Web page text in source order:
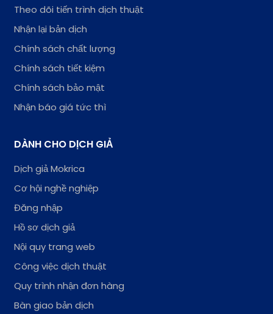
Theo dõi tiến trình dịch thuật
Nhận lại bản dịch
Chính sách chất lượng
Chính sách tiết kiệm
Chính sách bảo mật
Nhận báo giá tức thì
DÀNH CHO DỊCH GIẢ
Dịch giả Mokrica
Cơ hội nghề nghiệp
Đăng nhập
Hồ sơ dịch giả
Nội quy trang web
Công việc dịch thuật
Quy trình nhận đơn hàng
Bàn giao bản dịch